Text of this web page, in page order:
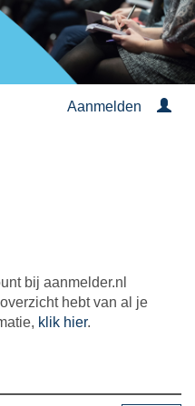
Aanmelden
bij aanmelder.nl
hebt van al je
klik hier.